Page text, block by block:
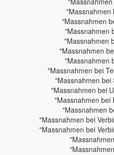
"Massnahmen
"Massnahmen
"Massnahmen
"Massnahmen
"Massnahmen
"Massnahmen
"Massnahmen bei
"Massnahmen bei
"Massnahmen bei
"Massnahmen bei
"Massnahmen
"Massnahmen bei
"Massnahmen bei